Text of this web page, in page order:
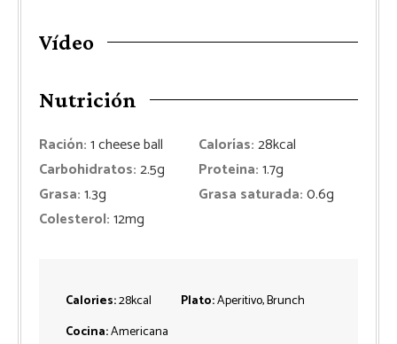
Vídeo
Nutrición
Ración:1cheese ball Calorías:28kcal
Carbohidratos:2.5g Proteina:1.7g
Grasa:1.3g Grasa saturada:0.6g
Colesterol:12mg
Calories:28kcal Plato:Aperitivo, Brunch
Cocina:Americana